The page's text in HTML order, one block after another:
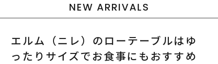
NEW ARRIVALS
エルム（ニレ）のローテーブルはゆ
ったりサイズでお食事にもおすすめ